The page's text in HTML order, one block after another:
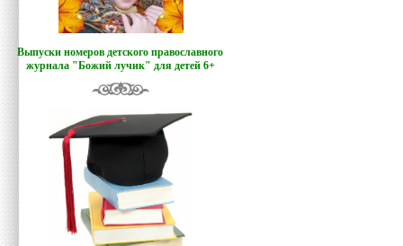
Выпуски номеров детского православного
журнала "Божий лучик" для детей 6+